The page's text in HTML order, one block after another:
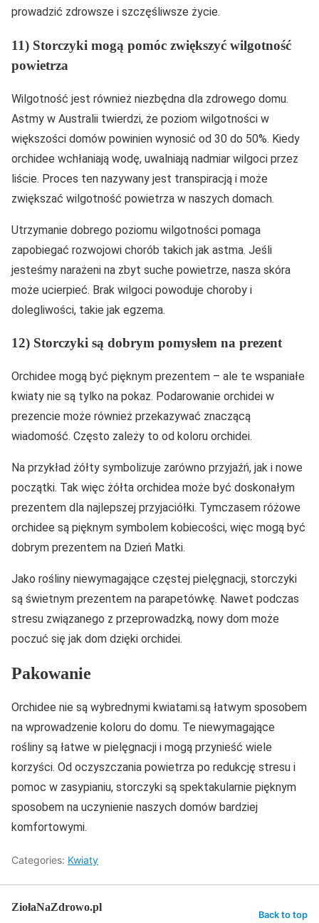
prowadzić zdrowsze i szczęśliwsze życie.
11) Storczyki mogą pomóc zwiększyć wilgotność
powietrza
Wilgotność jest również niezbędna dla zdrowego domu.
Astmy w Australii twierdzi, że poziom wilgotności w
większości domów powinien wynosić od 30 do 50%. Kiedy
orchidee wchłaniają wodę, uwalniają nadmiar wilgoci przez
liście. Proces ten nazywany jest transpiracją i może
zwiększać wilgotność powietrza w naszych domach.
Utrzymanie dobrego poziomu wilgotności pomaga
zapobiegać rozwojowi chorób takich jak astma. Jeśli
jesteśmy narażeni na zbyt suche powietrze, nasza skóra
może ucierpieć. Brak wilgoci powoduje choroby i
dolegliwości, takie jak egzema.
12) Storczyki są dobrym pomysłem na prezent
Orchidee mogą być pięknym prezentem – ale te wspaniałe
kwiaty nie są tylko na pokaz. Podarowanie orchidei w
prezencie może również przekazywać znaczącą
wiadomość. Często zależy to od koloru orchidei.
Na przykład żółty symbolizuje zarówno przyjaźń, jak i nowe
początki. Tak więc żółta orchidea może być doskonałym
prezentem dla najlepszej przyjaciółki. Tymczasem różowe
orchidee są pięknym symbolem kobiecości, więc mogą być
dobrym prezentem na Dzień Matki.
Jako rośliny niewymagające częstej pielęgnacji, storczyki
są świetnym prezentem na parapetówkę. Nawet podczas
stresu związanego z przeprowadzką, nowy dom może
poczuć się jak dom dzięki orchidei.
Pakowanie
Orchidee nie są wybrednymi kwiatami.są łatwym sposobem
na wprowadzenie koloru do domu. Te niewymagające
rośliny są łatwe w pielęgnacji i mogą przynieść wiele
korzyści. Od oczyszczania powietrza po redukcję stresu i
pomoc w zasypianiu, storczyki są spektakularnie pięknym
sposobem na uczynienie naszych domów bardziej
komfortowymi.
Categories: Kwiaty
ZiołaNaZdrowo.pl
Back to top